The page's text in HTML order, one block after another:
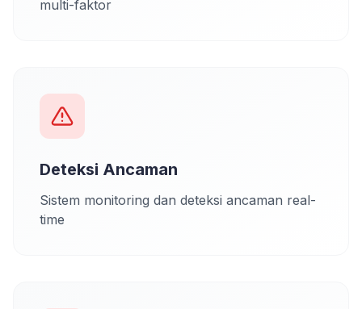
multi-faktor
Deteksi Ancaman
Sistem monitoring dan deteksi ancaman real-
time